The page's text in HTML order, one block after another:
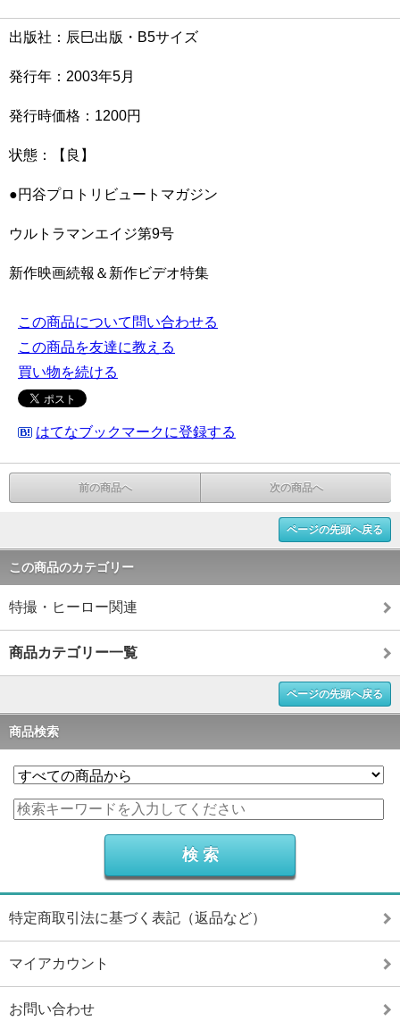
出版社：辰巳出版・B5サイズ
発行年：2003年5月
発行時価格：1200円
状態：【良】
●円谷プロトリビュートマガジン
ウルトラマンエイジ第9号
新作映画続報＆新作ビデオ特集
この商品について問い合わせる
この商品を友達に教える
買い物を続ける
はてなブックマークに登録する
前の商品へ 次の商品へ
ページの先頭へ戻る
この商品のカテゴリー
特撮・ヒーロー関連
商品カテゴリー一覧
ページの先頭へ戻る
商品検索
特定商取引法に基づく表記（返品など）
マイアカウント
お問い合わせ